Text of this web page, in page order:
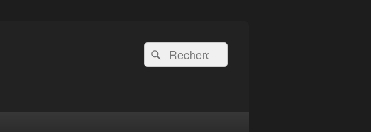
Recherche :
Rechercher